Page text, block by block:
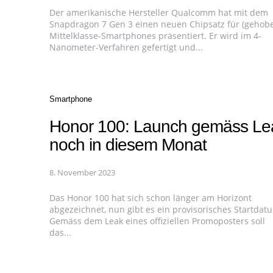
Der amerikanische Hersteller Qualcomm hat mit dem
Snapdragon 7 Gen 3 einen neuen Chipsatz für
Mittelklasse-Smartphones präsentiert. Er wird im 4-
Nanometer-Verfahren gefertigt und...
Categories
Smartphone
Honor 100: Launch gemäss
noch in diesem Monat
8. November 2023
Das Honor 100 hat sich schon länger am Horizont
abgezeichnet, nun gibt es ein provisorisches
Gemäss dem Leak eines offiziellen Promoposters soll
das...